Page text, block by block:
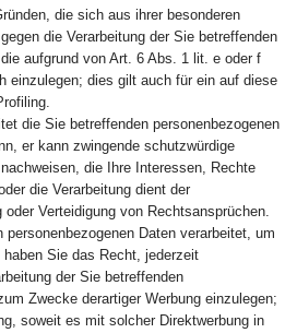
die sich aus ihrer besonderen
die Verarbeitung der Sie betreffenden
aufgrund von Art. 6 Abs. 1 lit. e oder f
einzulegen; dies gilt auch für ein auf diese
die Sie betreffenden personenbezogenen
er kann zwingende schutzwürdige
die Ihre Interessen, Rechte
die Verarbeitung dient der
Verteidigung von Rechtsansprüchen.
personenbezogenen Daten verarbeitet, um
Sie das Recht, jederzeit
der Sie betreffenden
Zwecke derartiger Werbung einzulegen;
soweit es mit solcher Direktwerbung in